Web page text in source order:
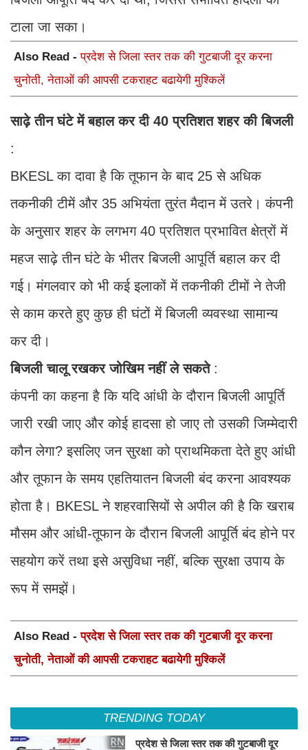
टाला जा सका।
Also Read -प्रदेश से जिला स्तर तक की गुटबाजी दूर करना
चुनोती, नेताओं की आपसी टकराहट बढायेगी मुश्किलें
साढ़े तीन घंटे में बहाल कर दी 40 प्रतिशत शहर की बिजली
:
BKESL का दावा है कि तूफान के बाद 25 से अधिक
तकनीकी टीमें और 35 अभियंता तुरंत मैदान में उतरे। कंपनी
के अनुसार शहर के लगभग 40 प्रतिशत प्रभावित क्षेत्रों में
महज साढ़े तीन घंटे के भीतर बिजली आपूर्ति बहाल कर दी
गई। मंगलवार को भी कई इलाकों में तकनीकी टीमों ने तेजी
से काम करते हुए कुछ ही घंटों में बिजली व्यवस्था सामान्य
कर दी।
बिजली चालू रखकर जोखिम नहीं ले सकते:
कंपनी का कहना है कि यदि आंधी के दौरान बिजली आपूर्ति
जारी रखी जाए और कोई हादसा हो जाए तो उसकी जिम्मेदारी
कौन लेगा? इसलिए जन सुरक्षा को प्राथमिकता देते हुए आंधी
और तूफान के समय एहतियातन बिजली बंद करना आवश्यक
होता है। BKESL ने शहरवासियों से अपील की है कि खराब
मौसम और आंधी-तूफान के दौरान बिजली आपूर्ति बंद होने पर
सहयोग करें तथा इसे असुविधा नहीं, बल्कि सुरक्षा उपाय के
रूप में समझें।
Also Read -प्रदेश से जिला स्तर तक की गुटबाजी दूर करना
चुनोती, नेताओं की आपसी टकराहट बढायेगी मुश्किलें
TRENDING TODAY
प्रदेश से जिला स्तर तक की गुटबाजी दूर